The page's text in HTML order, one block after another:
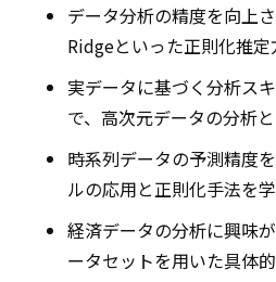
データ分析の精度を向上
Ridgeといった正則化推
実データに基づく分析ス
で、高次元データの分析
時系列データの予測精度
ルの応用と正則化手法を
経済データの分析に興味
ータセットを用いた具体